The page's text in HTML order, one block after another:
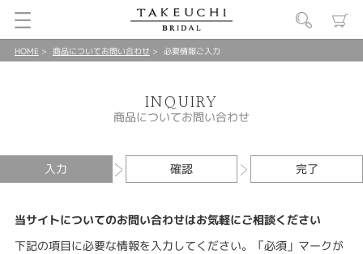
HOME 商品についてお問い合わせ 必要情報ご入力
INQUIRY
商品についてお問い合わせ
入力 確認 完了
当サイトについてのお問い合わせはお気軽にご相談ください
下記の項目に必要な情報を入力してください。「必須」マークが